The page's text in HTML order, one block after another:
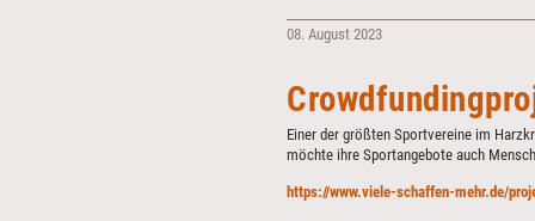
ARBEIT
...
08. August 2023
Einer der größten Sportvereine im
möchte ihre Sportangebote auch
https://www.viele-schaffen-mehr.de/